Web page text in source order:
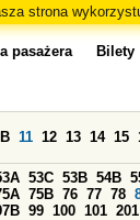
strona
pasażera Bilety
11 12 13 14 15
53C 53B 54B
75B 76 77 78
99 100 101 201